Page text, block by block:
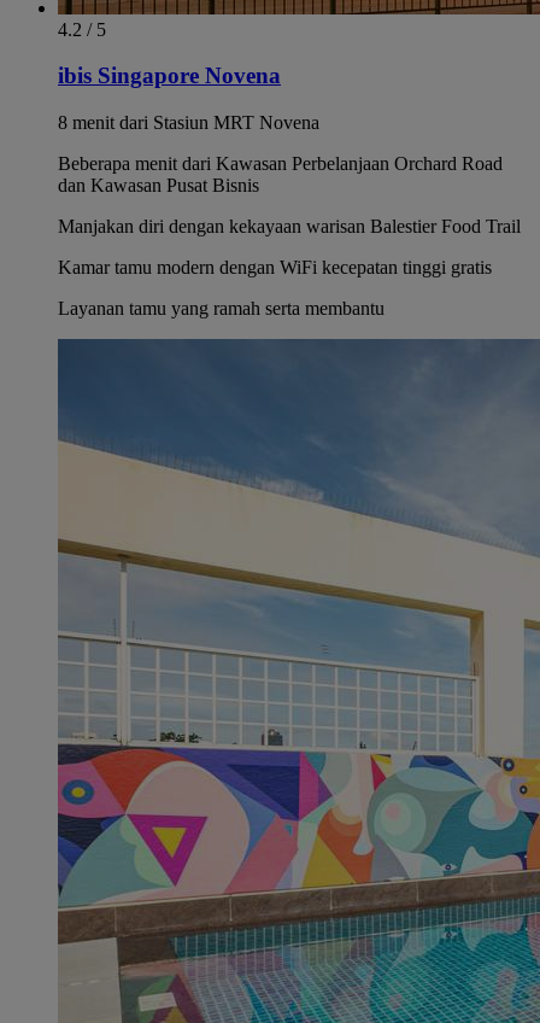
4.2 / 5
ibis Singapore Novena
8 menit dari Stasiun MRT Novena
Beberapa menit dari Kawasan Perbelanjaan Orchard Road
dan Kawasan Pusat Bisnis
Manjakan diri dengan kekayaan warisan Balestier Food Trail
Kamar tamu modern dengan WiFi kecepatan tinggi gratis
Layanan tamu yang ramah serta membantu